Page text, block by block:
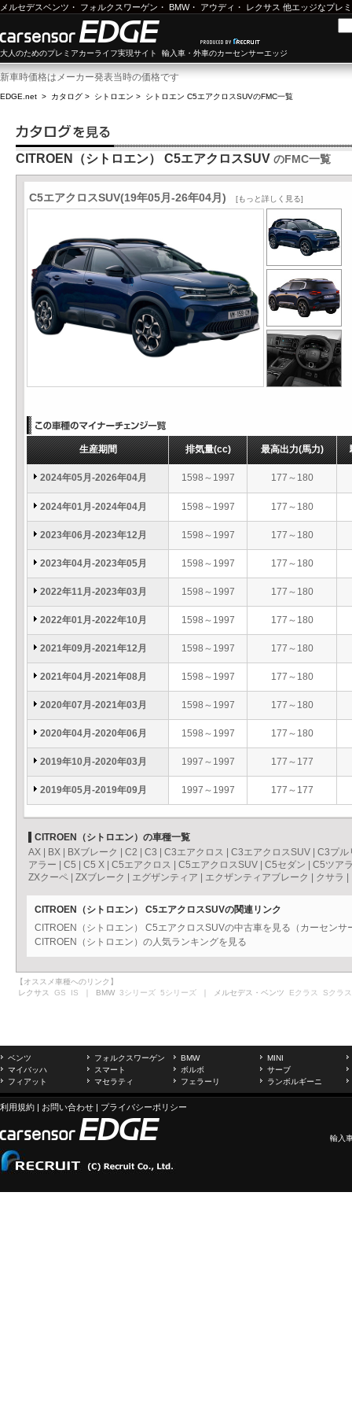
メルセデスベンツ ・ フォルクスワーゲン ・ BMW・ アウディ ・ レクサス 他エッジなプレ
大人のためのプレミアカーライフ実現サイト 輸入車・外車のカーセンサーエッジ
新車時価格はメーカー発表当時の価格です
EDGE.net > カタログ > シトロエン > シトロエン C5エアクロスSUVのFMC一覧
CITROEN（シトロエン） C5エアクロスSUV のFMC一覧
C5エアクロスSUV(19年05月-26年04月) [もっと詳しく見る]
生産期間 排気量(cc) 最高出力(馬力)
2024年05月-2026年04月 1598～1997 177～180
2024年01月-2024年04月 1598～1997 177～180
2023年06月-2023年12月 1598～1997 177～180
2023年04月-2023年05月 1598～1997 177～180
2022年11月-2023年03月 1598～1997 177～180
2022年01月-2022年10月 1598～1997 177～180
2021年09月-2021年12月 1598～1997 177～180
2021年04月-2021年08月 1598～1997 177～180
2020年07月-2021年03月 1598～1997 177～180
2020年04月-2020年06月 1598～1997 177～180
2019年10月-2020年03月 1997～1997 177～177
2019年05月-2019年09月 1997～1997 177～177
CITROEN（シトロエン）の車種一覧
AX
BX BXブレーク C2 C3 C3エアクロス C3エアクロスSUV
C3プル
アラー
C5 C5 X C5エアクロス C5エアクロスSUV C5セダン
C5ツア
ZXクーペ
ZXブレーク エグザンティア エクザンティアブレーク クサラ
CITROEN（シトロエン） C5エアクロスSUVの関連リンク
CITROEN（シトロエン） C5エアクロスSUVの中古車を見る（カーセンサ
CITROEN（シトロエン）の人気ランキングを見る
【オススメ車種へのリンク】
レクサス GS IS ｜ BMW 3シリーズ 5シリーズ ｜ メルセデス・ベンツ Eクラス Sクラス
ベンツ フォルクスワーゲン BMW
MINI
マイバッハ
スマート ボルボ
サーブ
フィアット
マセラティ フェラーリ ランボルギーニ
利用規約 | お問い合わせ | プライバシーポリシー
輸入